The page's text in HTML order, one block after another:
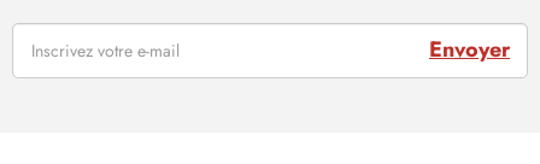
Envoyer